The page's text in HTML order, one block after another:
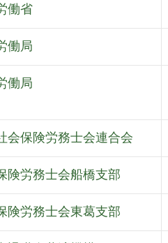
働省
働局
働局
会保険労務士会連合会
険労務士会船橋支部
険労務士会東葛支部